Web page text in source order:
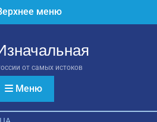
меню
от самых истоков
Меню